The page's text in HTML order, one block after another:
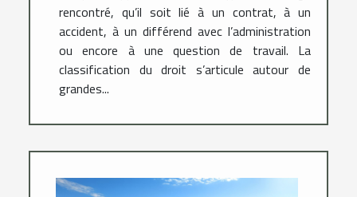
rencontré, qu’il soit lié à un contrat, à un
accident, à un différend avec l’administration
ou encore à une question de travail. La
classification du droit s’articule autour de
grandes...